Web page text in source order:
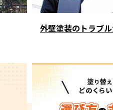
外壁塗装のトラブ